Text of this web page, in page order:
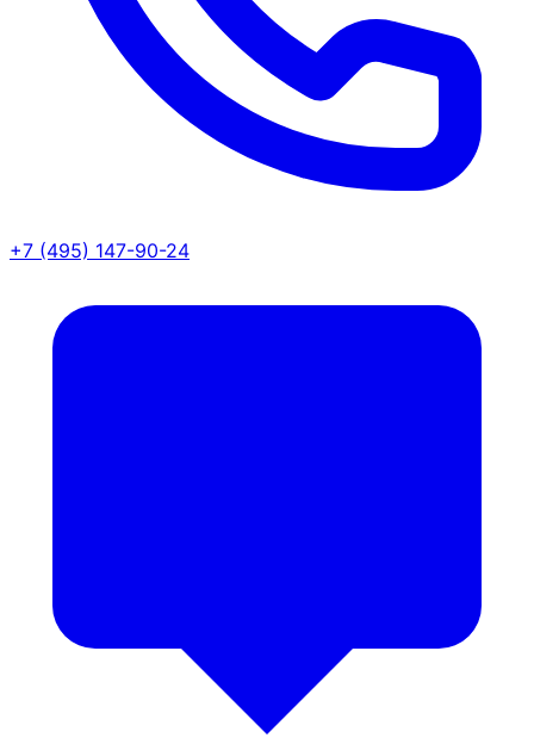
+7 (495) 147-90-24